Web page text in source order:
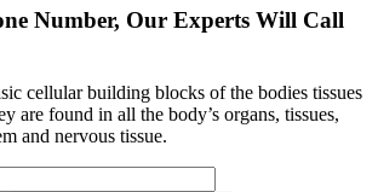
Number, Our Experts Will Call
cellular building blocks of the bodies tissues
are found in all the body’s organs, tissues,
and nervous tissue.